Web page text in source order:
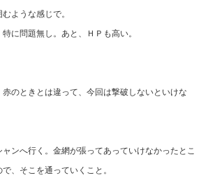
ような感じで。
に問題無し。あと、ＨＰも高い。
のときとは違って、今回は撃破しないといけな
ンへ行く。金網が張ってあっていけなかったとこ
、そこを通っていくこと。